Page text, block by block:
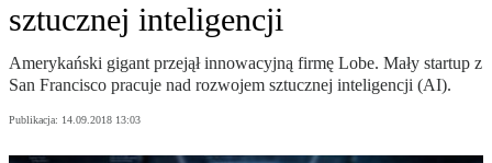
sztucznej inteligencji
Amerykański gigant przejął innowacyjną firmę Lobe. Mały startup z
San Francisco pracuje nad rozwojem sztucznej inteligencji (AI).
Publikacja: 14.09.2018 13:03